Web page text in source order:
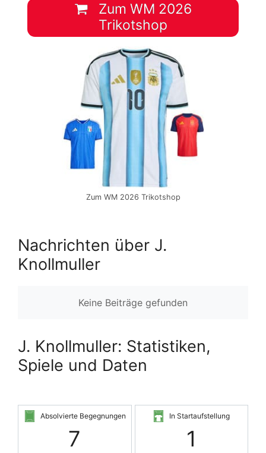
Zum WM 2026
Trikotshop
Zum WM 2026 Trikotshop
Nachrichten über J.
Knollmuller
Keine Beiträge gefunden
J. Knollmuller: Statistiken,
Spiele und Daten
Absolvierte Begegnungen
7
In Startaufstellung
1